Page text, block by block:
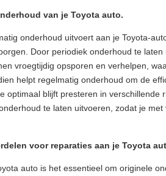
van je Toyota auto.
onderhoud uitvoert aan je Toyota-
Door periodiek onderhoud te
vroegtijdig opsporen en verhelpen,
helpt regelmatig onderhoud om de
optimaal blijft presteren in verschillende
te laten uitvoeren, zodat je
voor reparaties aan je Toyota
auto is het essentieel om originele